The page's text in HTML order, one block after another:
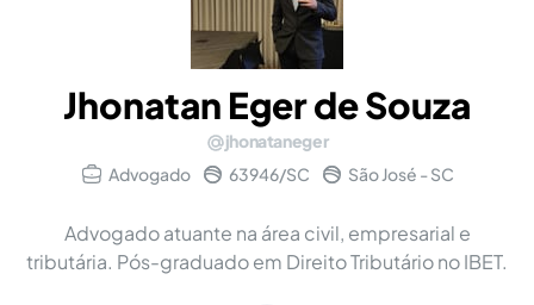
Jhonatan Eger de Souza
jhonataneger
Advogado
63946/SC São José - SC
Advogado atuante na área civil, empresarial e
tributária. Pós-graduado em Direito Tributário no IBET.